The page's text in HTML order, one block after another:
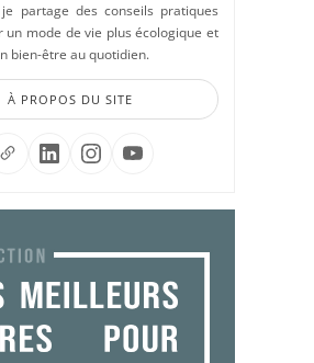
partage des conseils pratiques
un mode de vie plus écologique et
bien-être au quotidien.
À PROPOS DU SITE